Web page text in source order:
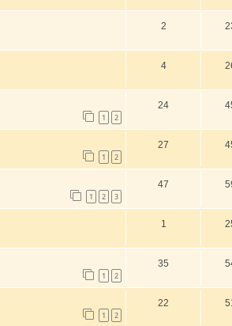
2
4
1 2
24
1 2
27
1 2 3
47
1
1 2
35
1 2
22